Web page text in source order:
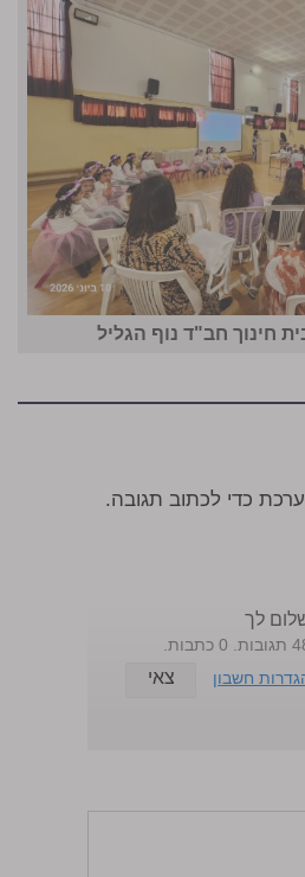
חינוך חב"ד נוף הגליל
כדי לכתוב תגובה.
לך
0 כתבות.
חשבון
צאי